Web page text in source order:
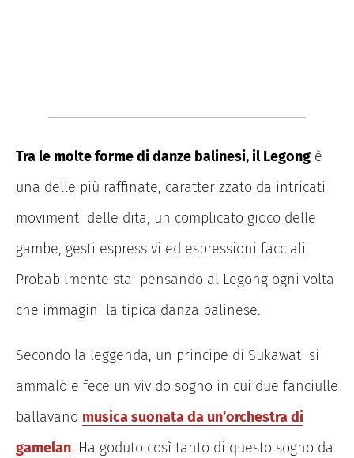
Tra le molte forme di danze balinesi, il Legong è
una delle più raffinate, caratterizzato da intricati
movimenti delle dita, un complicato gioco delle
gambe, gesti espressivi ed espressioni facciali.
Probabilmente stai pensando al Legong ogni volta
che immagini la tipica danza balinese.
Secondo la leggenda, un principe di Sukawati si
ammalò e fece un vivido sogno in cui due fanciulle
ballavano musica suonata da un’orchestra di
gamelan. Ha goduto così tanto di questo sogno da